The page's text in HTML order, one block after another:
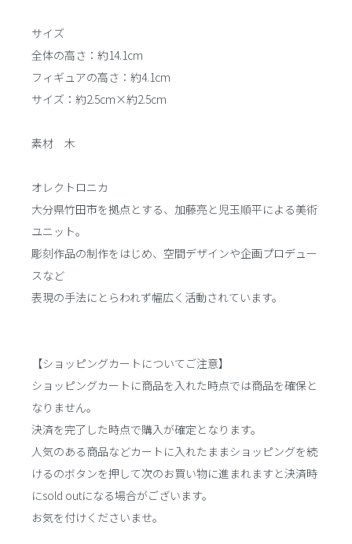
サイズ
全体の高さ：約14.1cm
フィギュアの高さ：約4.1cm
サイズ：約2.5cm×約2.5cm
素材 木
オレクトロニカ
大分県竹田市を拠点とする、加藤亮と児玉順平による美術
ユニット。
彫刻作品の制作をはじめ、空間デザインや企画プロデュー
スなど
表現の手法にとらわれず幅広く活動されています。
【ショッピングカートについてご注意】
ショッピングカートに商品を入れた時点では商品を確保と
なりません。
決済を完了した時点で購入が確定となります。
人気のある商品などカートに入れたままショッピングを続
けるのボタンを押して次のお買い物に進まれますと決済時
にsold outになる場合がございます。
お気を付けくださいませ。